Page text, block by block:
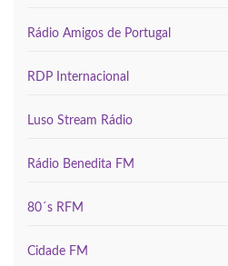
Rádio Amigos de Portugal
RDP Internacional
Luso Stream Rádio
Rádio Benedita FM
80´s RFM
Cidade FM